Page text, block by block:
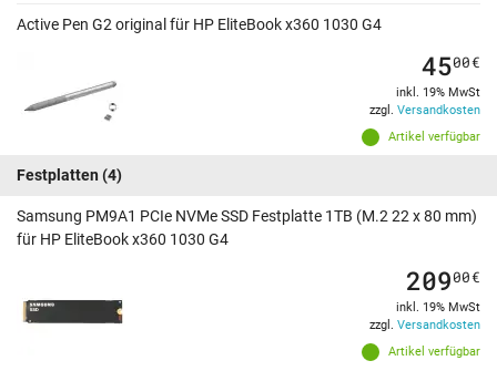
Active Pen G2 original für HP EliteBook x360 1030 G4
Artikel verfügbar
4500€
inkl. 19% MwSt
zzgl. Versandkosten
Festplatten (4)
Samsung PM9A1 PCIe NVMe SSD Festplatte 1TB (M.2 22 x 80 mm)
für HP EliteBook x360 1030 G4
Artikel verfügbar
20900€
inkl. 19% MwSt
zzgl. Versandkosten